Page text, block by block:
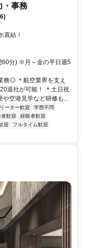
・事務
直結！
60分) ※月～金の平日週5
務◎ ＊航空業界を支え
退社が可能！ ＊土日祝
空港見学など研修も...
ーター歓迎
学歴不問
歓迎
経験者歓迎
迎
フルタイム歓迎